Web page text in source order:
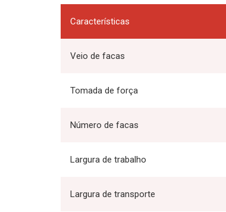
Características
Veio de facas
Tomada de força
Número de facas
Largura de trabalho
Largura de transporte